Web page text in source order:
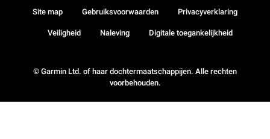
© Garmin Ltd. of haar dochtermaatschappijen. Alle rechten
voorbehouden.
Site map Gebruiksvoorwaarden Privacyverklaring
Veiligheid Naleving Digitale toegankelijkheid